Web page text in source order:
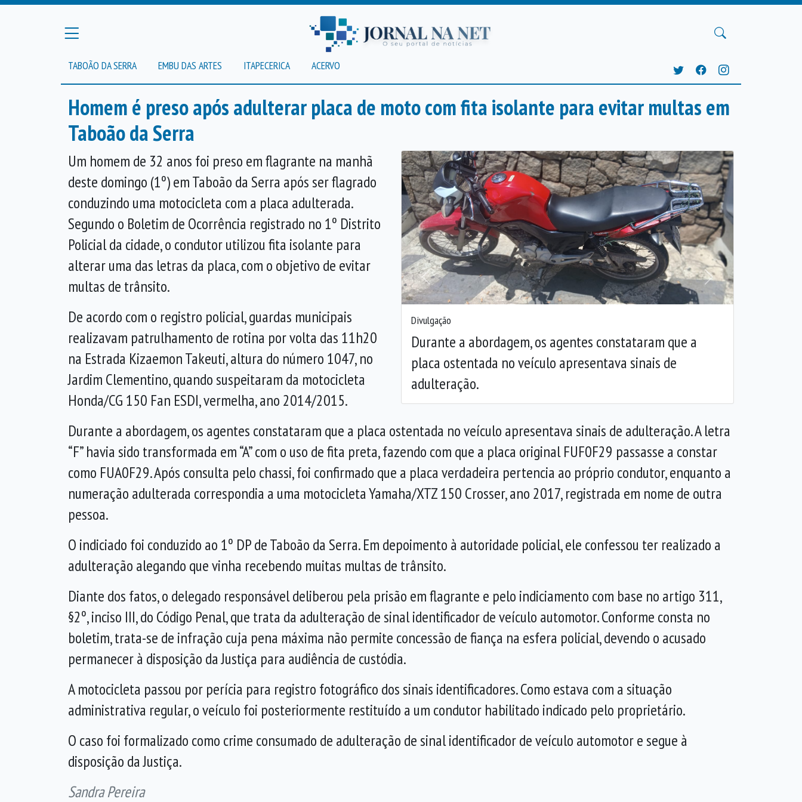
TABOÃO DA SERRA EMBU DAS ARTES ITAPECERICA ACERVO
Homem é preso após adulterar placa de moto com fita isolante para evitar multas em
Taboão da Serra
Divulgação
Durante a abordagem, os agentes constataram que a
placa ostentada no veículo apresentava sinais de
adulteração.
Anterior Próxima
Um homem de 32 anos foi preso em flagrante na manhã
deste domingo (1º) em Taboão da Serra após ser flagrado
conduzindo uma motocicleta com a placa adulterada.
Segundo o Boletim de Ocorrência registrado no 1º Distrito
Policial da cidade, o condutor utilizou fita isolante para
alterar uma das letras da placa, com o objetivo de evitar
multas de trânsito.
De acordo com o registro policial, guardas municipais
realizavam patrulhamento de rotina por volta das 11h20
na Estrada Kizaemon Takeuti, altura do número 1047, no
Jardim Clementino, quando suspeitaram da motocicleta
Honda/CG 150 Fan ESDI, vermelha, ano 2014/2015.
Durante a abordagem, os agentes constataram que a placa ostentada no veículo apresentava sinais de adulteração. A letra
“F” havia sido transformada em “A” com o uso de fita preta, fazendo com que a placa original FUF0F29 passasse a constar
como FUA0F29. Após consulta pelo chassi, foi confirmado que a placa verdadeira pertencia ao próprio condutor, enquanto a
numeração adulterada correspondia a uma motocicleta Yamaha/XTZ 150 Crosser, ano 2017, registrada em nome de outra
pessoa.
O indiciado foi conduzido ao 1º DP de Taboão da Serra. Em depoimento à autoridade policial, ele confessou ter realizado a
adulteração alegando que vinha recebendo muitas multas de trânsito.
Diante dos fatos, o delegado responsável deliberou pela prisão em flagrante e pelo indiciamento com base no artigo 311,
§2º, inciso III, do Código Penal, que trata da adulteração de sinal identificador de veículo automotor. Conforme consta no
boletim, trata-se de infração cuja pena máxima não permite concessão de fiança na esfera policial, devendo o acusado
permanecer à disposição da Justiça para audiência de custódia.
A motocicleta passou por perícia para registro fotográfico dos sinais identificadores. Como estava com a situação
administrativa regular, o veículo foi posteriormente restituído a um condutor habilitado indicado pelo proprietário.
O caso foi formalizado como crime consumado de adulteração de sinal identificador de veículo automotor e segue à
disposição da Justiça.
Sandra Pereira